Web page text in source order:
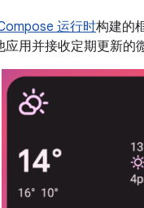
运行时构建的
用并接收定期更新的